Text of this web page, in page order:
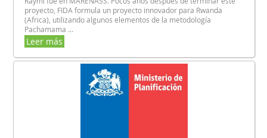
proyecto, FIDA formula un proyecto innovador para Rwanda
(Africa), utilizando algunos elementos de la metodología
Pachamama ...
Leer más